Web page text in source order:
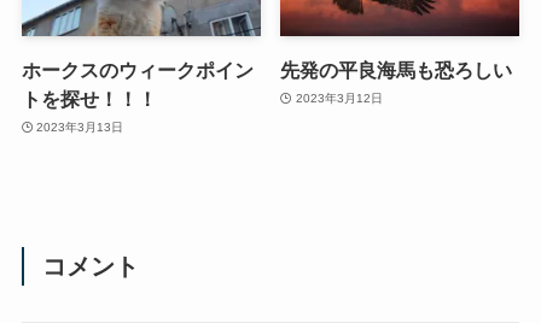
ホークスのウィークポイン
トを探せ！！！
2023年3月13日
先発の平良海馬も恐ろしい
2023年3月12日
コメント